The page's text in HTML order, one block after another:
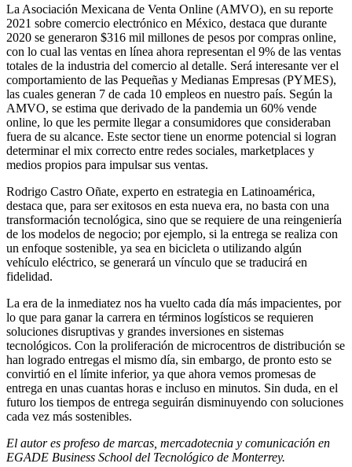
La Asociación Mexicana de Venta Online (AMVO), en su reporte
2021 sobre comercio electrónico en México, destaca que durante
2020 se generaron $316 mil millones de pesos por compras online,
con lo cual las ventas en línea ahora representan el 9% de las ventas
totales de la industria del comercio al detalle. Será interesante ver el
comportamiento de las Pequeñas y Medianas Empresas (PYMES),
las cuales generan 7 de cada 10 empleos en nuestro país. Según la
AMVO, se estima que derivado de la pandemia un 60% vende
online, lo que les permite llegar a consumidores que consideraban
fuera de su alcance. Este sector tiene un enorme potencial si logran
determinar el mix correcto entre redes sociales, marketplaces y
medios propios para impulsar sus ventas.
Rodrigo Castro Oñate, experto en estrategia en Latinoamérica,
destaca que, para ser exitosos en esta nueva era, no basta con una
transformación tecnológica, sino que se requiere de una reingeniería
de los modelos de negocio; por ejemplo, si la entrega se realiza con
un enfoque sostenible, ya sea en bicicleta o utilizando algún
vehículo eléctrico, se generará un vínculo que se traducirá en
fidelidad.
La era de la inmediatez nos ha vuelto cada día más impacientes, por
lo que para ganar la carrera en términos logísticos se requieren
soluciones disruptivas y grandes inversiones en sistemas
tecnológicos. Con la proliferación de microcentros de distribución se
han logrado entregas el mismo día, sin embargo, de pronto esto se
convirtió en el límite inferior, ya que ahora vemos promesas de
entrega en unas cuantas horas e incluso en minutos. Sin duda, en el
futuro los tiempos de entrega seguirán disminuyendo con soluciones
cada vez más sostenibles.
El autor es profeso de marcas, mercadotecnia y comunicación en
EGADE Business School del Tecnológico de Monterrey.